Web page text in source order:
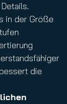
in der Größe
die